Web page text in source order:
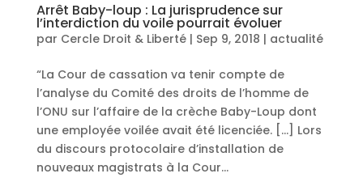
Arrêt Baby-loup : La jurisprudence sur
l’interdiction du voile pourrait évoluer
par Cercle Droit & Liberté| Sep 9, 2018 | actualité
“La Cour de cassation va tenir compte de
l’analyse du Comité des droits de l’homme de
l’ONU sur l’affaire de la crèche Baby-Loup dont
une employée voilée avait été licenciée. […] Lors
du discours protocolaire d’installation de
nouveaux magistrats à la Cour...